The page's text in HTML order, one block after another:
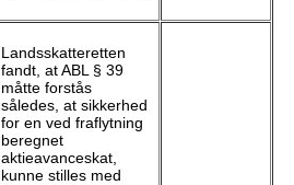
Landsskatteretten
fandt, at ABL § 39
måtte forstås
således, at sikkerhed
for en ved fraflytning
beregnet
aktieavanceskat,
kunne stilles med